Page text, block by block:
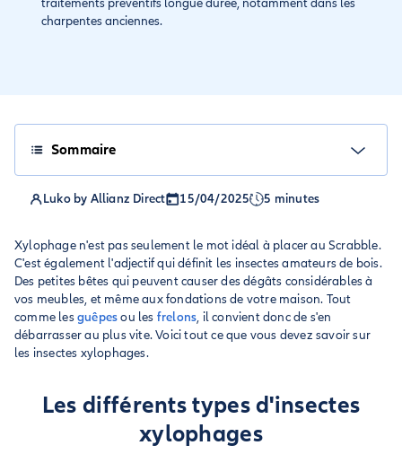
traitements préventifs longue durée, notamment dans les
charpentes anciennes.
Sommaire
Luko by Allianz Direct 15/04/2025 5 minutes
Xylophage n'est pas seulement le mot idéal à placer au Scrabble.
C'est également l'adjectif qui définit les insectes amateurs de bois.
Des petites bêtes qui peuvent causer des dégâts considérables à
vos meubles, et même aux fondations de votre maison. Tout
comme lesguêpesou les frelons, il convient donc de s'en
débarrasser au plus vite. Voici tout ce que vous devez savoir sur
les insectes xylophages.
Les différents types d'insectes
xylophages